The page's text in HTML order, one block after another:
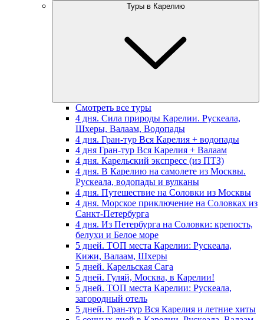
Туры в Карелию
Смотреть все туры
4 дня. Сила природы Карелии. Рускеала,
Шхеры, Валаам, Водопады
4 дня. Гран-тур Вся Карелия + водопады
4 дня Гран-тур Вся Карелия + Валаам
4 дня. Карельский экспресс (из ПТЗ)
4 дня. В Карелию на самолете из Москвы.
Рускеала, водопады и вулканы
4 дня. Путешествие на Соловки из Москвы
4 дня. Морское приключение на Соловках из
Санкт-Петербурга
4 дня. Из Петербурга на Соловки: крепость,
белухи и Белое море
5 дней. ТОП места Карелии: Рускеала,
Кижи, Валаам, Шхеры
5 дней. Карельская Сага
5 дней. Гуляй, Москва, в Карелии!
5 дней. ТОП места Карелии: Рускеала,
загородный отель
5 дней. Гран-тур Вся Карелия и летние хиты